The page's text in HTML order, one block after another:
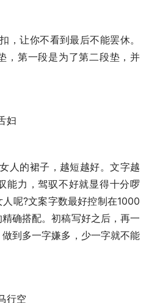
，第一段是为了第二段垫，并
妇
能力，驾驭不好就显得十分啰
呢?文案字数最好控制在1000
确搭配。初稿写好之后，再一
到多一字嫌多，少一字就不能
行空